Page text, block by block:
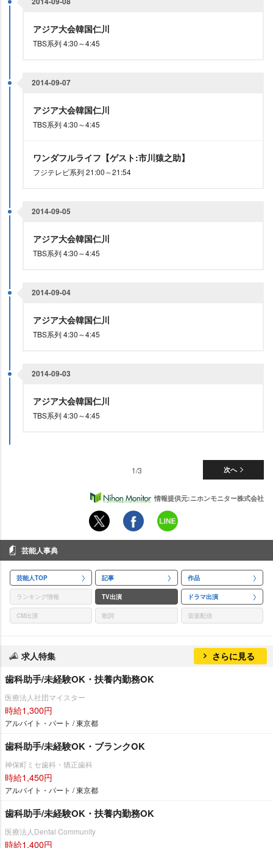
アジア大会韓国仁川
TBS系列 4:30～4:45
2014-09-07
アジア大会韓国仁川
TBS系列 4:30～4:45
ワンダフルライフ【ゲスト:市川猿之助】
フジテレビ系列 21:00～21:54
2014-09-05
アジア大会韓国仁川
TBS系列 4:30～4:45
2014-09-04
アジア大会韓国仁川
TBS系列 4:30～4:45
2014-09-03
アジア大会韓国仁川
TBS系列 4:30～4:45
次へ
1/3
情報提供元:ニホンモニター株式会社
芸能人事典
芸能人TOP 記事 作品
ランキング情報 TV出演 ドラマ出演
CM出演 歌詞 音楽配信
求人特集 さらに見る
歯科助手/未経験OK・扶養内勤務OK
医療法人社団マイスター
時給1,300円
アルバイト・パート / 東京都
歯科助手/未経験OK・ブランクOK
神保町ミセ歯科・矯正歯科
時給1,450円
アルバイト・パート / 東京都
歯科助手/未経験OK・扶養内勤務OK
医療法人Dental Community
時給1,400円